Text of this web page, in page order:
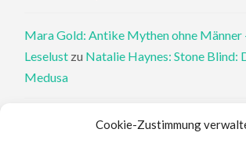
Cookie-Zustimmung
Mara Gold: Antike Mythen ohne Männer
Leselust zu Natalie Haynes: Stone Blind:
Medusa
Philippa Perry: Die Therapeutin und ihre